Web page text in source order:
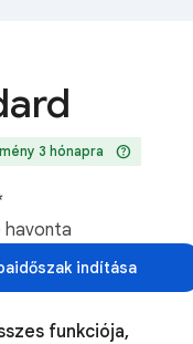
3 hónapra help
havonta
indítása
funkciója,